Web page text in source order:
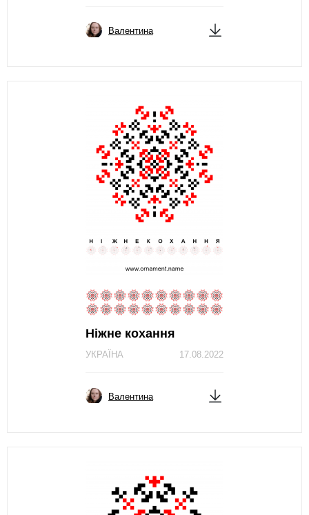
Валентина
Ніжне кохання
17.08.2022
УКРАЇНА
Валентина